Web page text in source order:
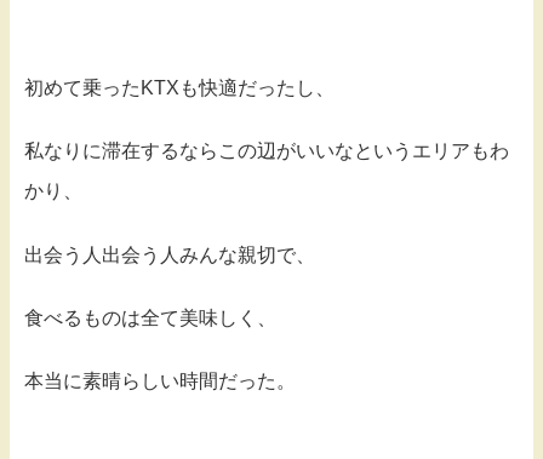
初めて乗ったKTXも快適だったし、
私なりに滞在するならこの辺がいいなというエリアもわ
かり、
出会う人出会う人みんな親切で、
食べるものは全て美味しく、
本当に素晴らしい時間だった。